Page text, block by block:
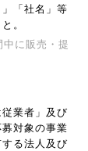
」「社名」等
。
に販売・提
業者」及び
募対象の事業
る法人及び